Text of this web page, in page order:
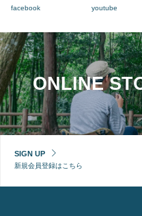
facebook youtube
ONLINE
SIGN UP
新規会員登録はこちら